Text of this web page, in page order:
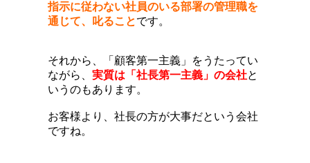
指示に従わない社員のいる部署の管理職を
通じて、叱ることです。
それから、「顧客第一主義」をうたってい
ながら、 実質は「社長第一主義」の会社と
いうのもあります。
お客様より、社長の方が大事だという会社
ですね。